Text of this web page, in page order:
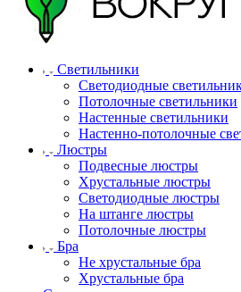
Светильники
Светодиодные
Потолочные светильники
Настенные светильники
Настенно-потолочные
Люстры
Подвесные люстры
Хрустальные люстры
Светодиодные люстры
На штанге люстры
Потолочные люстры
Бра
Не хрустальные бра
Хрустальные бра